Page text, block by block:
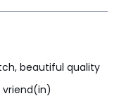
beautiful quality
vriend(in)